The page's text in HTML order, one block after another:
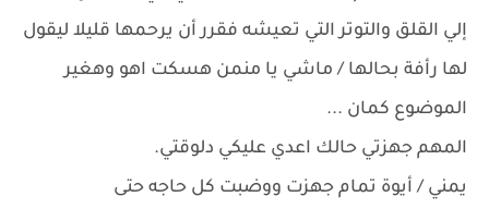
إلي القلق والتوتر التي تعيشه فقرر أن يرحمها قليلا ليقول
لها رأفة بحالها / ماشي يا منمن هسكت اهو وهغير
الموضوع كمان ...
المهم جهزتي حالك اعدي عليكي دلوقتي.
يمني / أيوة تمام جهزت ووضبت كل حاجه حتى